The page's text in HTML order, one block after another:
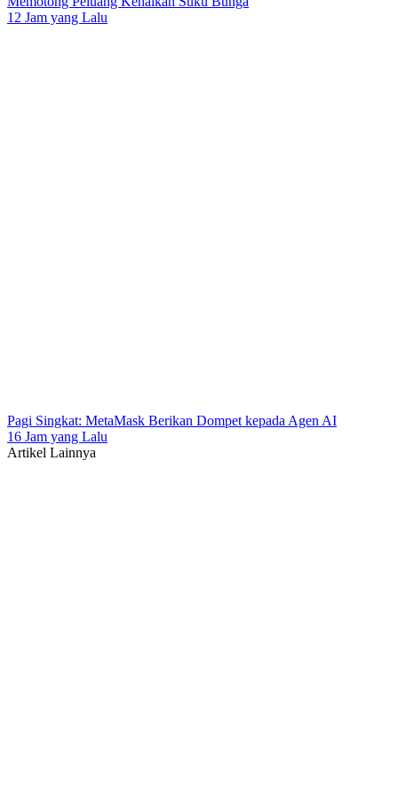
12 Jam yang Lalu
Pagi Singkat: MetaMask Berikan Dompet kepada Agen AI
16 Jam yang Lalu
Artikel Lainnya